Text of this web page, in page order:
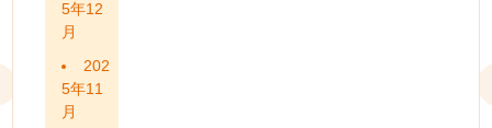
5年12
月
202
5年11
月